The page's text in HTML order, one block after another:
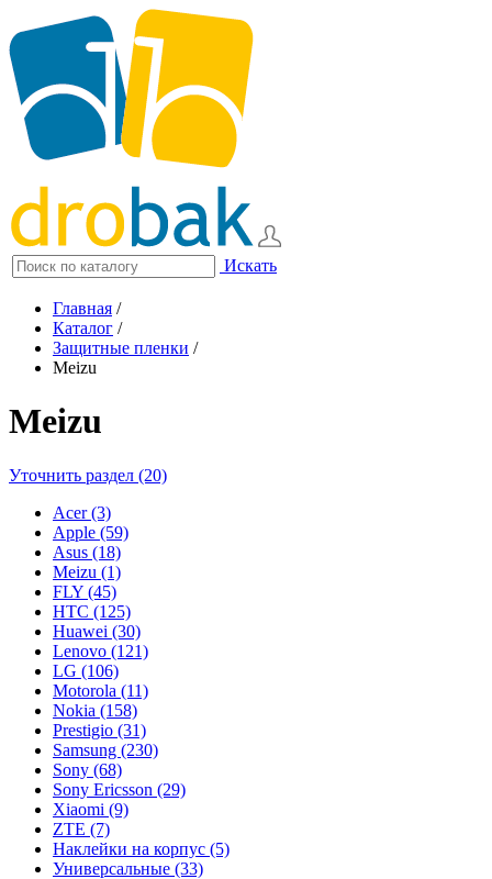
Искать
Главная /
Каталог /
Защитные пленки /
Meizu
Meizu
Уточнить раздел (20)
Acer (3)
Apple (59)
Asus (18)
Meizu (1)
FLY (45)
HTC (125)
Huawei (30)
Lenovo (121)
LG (106)
Motorola (11)
Nokia (158)
Prestigio (31)
Samsung (230)
Sony (68)
Sony Ericsson (29)
Xiaomi (9)
ZTE (7)
Наклейки на корпус (5)
Универсальные (33)